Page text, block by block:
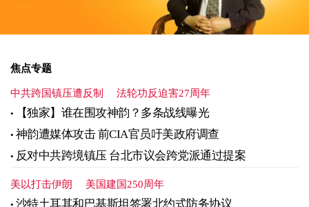
焦点专题
中共跨国镇压遭反制 法轮功反迫害27周年
【独家】谁在围攻神韵？多条战线曝光
神韵遭媒体攻击 前CIA官员吁美政府调查
反对中共跨境镇压 台北市议会跨党派通过提案
美以打击伊朗 美国建国250周年
沙特土耳其和巴基斯坦签署北约式防务协议